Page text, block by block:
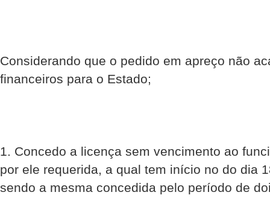
Considerando que o pedido em apreço não
financeiros para o Estado;
1. Concedo a licença sem vencimento ao
por ele requerida, a qual tem início no do dia
sendo a mesma concedida pelo período de